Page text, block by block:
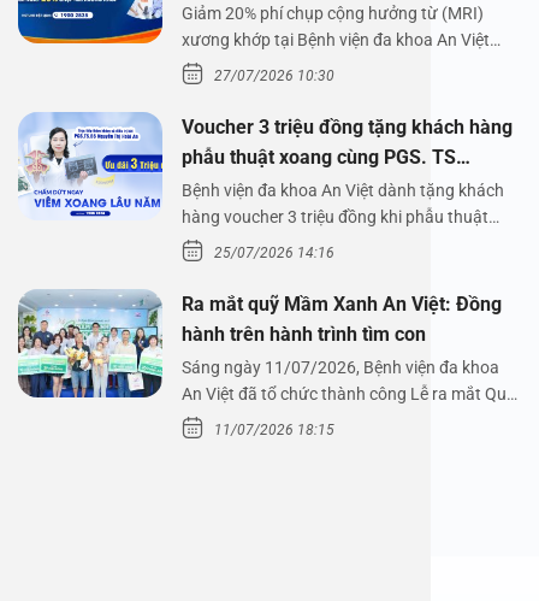
Giảm 20% phí chụp cộng hưởng từ (MRI)
xương khớp tại Bệnh viện đa khoa An Việt
Bệnh viện đa…
27/07/2026 10:30
Voucher 3 triệu đồng tặng khách hàng
phẫu thuật xoang cùng PGS. TS
Nguyễn Thị Hoài An
Bệnh viện đa khoa An Việt dành tặng khách
hàng voucher 3 triệu đồng khi phẫu thuật
xoang cùng PGS.…
25/07/2026 14:16
Ra mắt quỹ Mầm Xanh An Việt: Đồng
hành trên hành trình tìm con
Sáng ngày 11/07/2026, Bệnh viện đa khoa
An Việt đã tổ chức thành công Lễ ra mắt Quỹ
Mầm Xanh…
11/07/2026 18:15